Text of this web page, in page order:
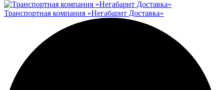
Транспортная компания «Негабарит Доставка»